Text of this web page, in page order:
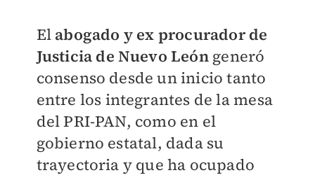
El abogado y ex procurador de
Justicia de Nuevo León generó
consenso desde un inicio tanto
entre los integrantes de la mesa
del PRI-PAN, como en el
gobierno estatal, dada su
trayectoria y que ha ocupado